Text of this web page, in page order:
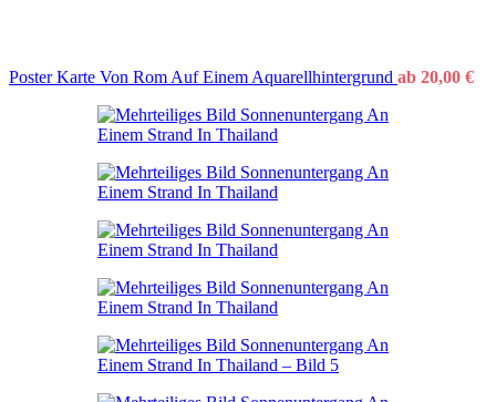
Poster Karte Von Rom Auf Einem Aquarellhintergrund ab 20,00 €